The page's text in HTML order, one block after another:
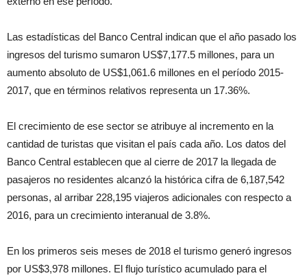
Las estadísticas del Banco Central indican que el año pasado los
ingresos del turismo sumaron US$7,177.5 millones, para un
aumento absoluto de US$1,061.6 millones en el período 2015-
2017, que en términos relativos representa un 17.36%.
El crecimiento de ese sector se atribuye al incremento en la
cantidad de turistas que visitan el país cada año. Los datos del
Banco Central establecen que al cierre de 2017 la llegada de
pasajeros no residentes alcanzó la histórica cifra de 6,187,542
personas, al arribar 228,195 viajeros adicionales con respecto a
2016, para un crecimiento interanual de 3.8%.
En los primeros seis meses de 2018 el turismo generó ingresos
por US$3,978 millones. El flujo turístico acumulado para el